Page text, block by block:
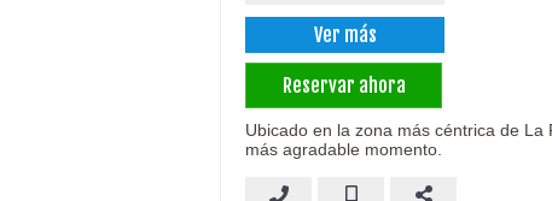
Ver más
Reservar ahora
Ubicado en la zona más céntrica de
más agradable momento.